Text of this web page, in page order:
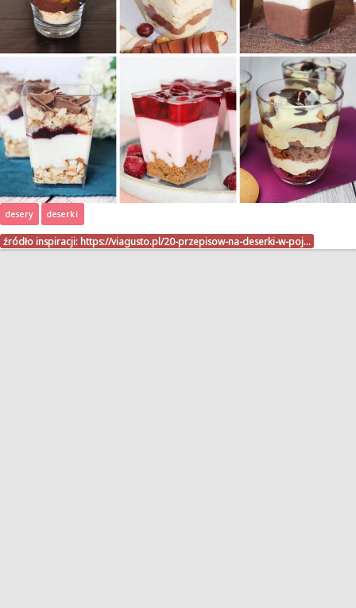
desery deserki
źródło inspiracji: https://viagusto.pl/20-przepisow-na-deserki-w-poj…